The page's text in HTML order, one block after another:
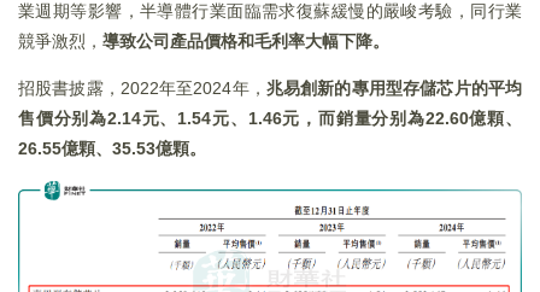
業週期等影響，半導體行業面臨需求復蘇緩慢的嚴峻考驗，同行業
競爭激烈， 導致公司產品價格和毛利率大幅下降。
招股書披露，2022年至2024年， 兆易創新的專用型存儲芯片的平均
售價分别為2.14元、1.54元、1.46元，而銷量分别為22.60億顆、
26.55億顆、35.53億顆。